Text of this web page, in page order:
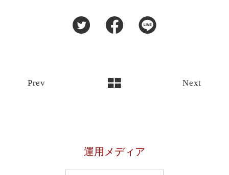
Next
Prev
運用メディア